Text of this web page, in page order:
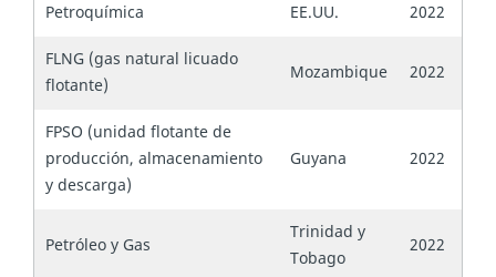
Petroquímica
EE.UU.
2022
FLNG (gas natural licuado
flotante)
Mozambique 2022
FPSO (unidad flotante de
producción, almacenamiento
y descarga)
Guyana 2022
Petróleo y Gas
Trinidad y
Tobago
2022